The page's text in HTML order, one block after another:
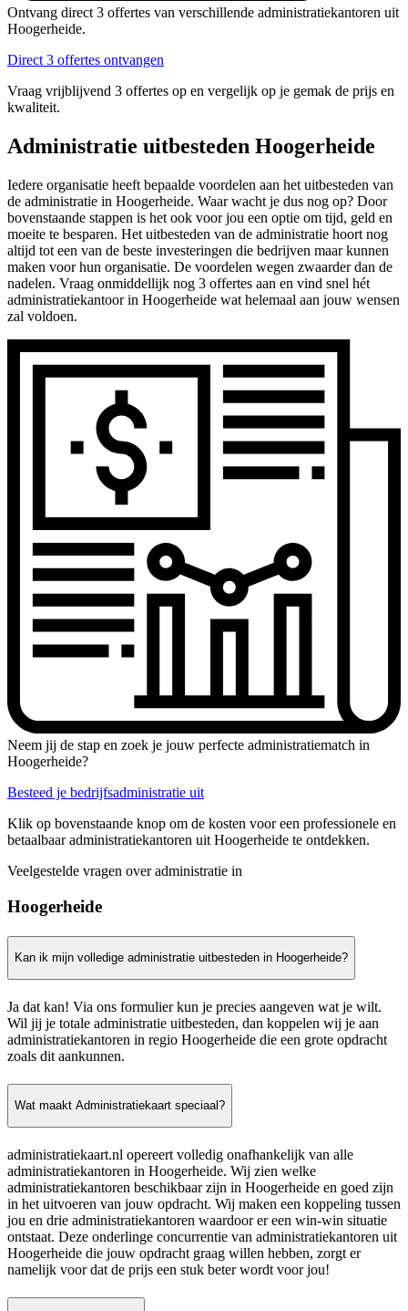
Ontvang direct 3 offertes van verschillende administratiekantoren uit
Hoogerheide.
Direct 3 offertes ontvangen
Vraag vrijblijvend 3 offertes op en vergelijk op je gemak de prijs en
kwaliteit.
Administratie uitbesteden Hoogerheide
Iedere organisatie heeft bepaalde voordelen aan het uitbesteden van
de administratie in Hoogerheide. Waar wacht je dus nog op? Door
bovenstaande stappen is het ook voor jou een optie om tijd, geld en
moeite te besparen. Het uitbesteden van de administratie hoort nog
altijd tot een van de beste investeringen die bedrijven maar kunnen
maken voor hun organisatie. De voordelen wegen zwaarder dan de
nadelen. Vraag onmiddellijk nog 3 offertes aan en vind snel hét
administratiekantoor in Hoogerheide wat helemaal aan jouw wensen
zal voldoen.
Neem jij de stap en zoek je jouw perfecte administratiematch in
Hoogerheide?
Besteed je bedrijfsadministratie uit
Klik op bovenstaande knop om de kosten voor een professionele en
betaalbaar administratiekantoren uit Hoogerheide te ontdekken.
Veelgestelde vragen over administratie in
Hoogerheide
Kan ik mijn volledige administratie uitbesteden in Hoogerheide?
Ja dat kan! Via ons formulier kun je precies aangeven wat je wilt.
Wil jij je totale administratie uitbesteden, dan koppelen wij je aan
administratiekantoren in regio Hoogerheide die een grote opdracht
zoals dit aankunnen.
Wat maakt Administratiekaart speciaal?
administratiekaart.nl opereert volledig onafhankelijk van alle
administratiekantoren in Hoogerheide. Wij zien welke
administratiekantoren beschikbaar zijn in Hoogerheide en goed zijn
in het uitvoeren van jouw opdracht. Wij maken een koppeling tussen
jou en drie administratiekantoren waardoor er een win-win situatie
ontstaat. Deze onderlinge concurrentie van administratiekantoren uit
Hoogerheide die jouw opdracht graag willen hebben, zorgt er
namelijk voor dat de prijs een stuk beter wordt voor jou!